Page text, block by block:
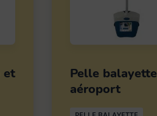
et
Pelle balayette
aéroport